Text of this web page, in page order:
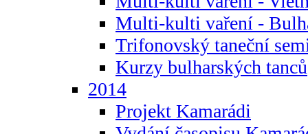
Multi-kulti vaření -
Trifonovský taneční
Kurzy bulharských tanců
2014
Projekt Kamarádi